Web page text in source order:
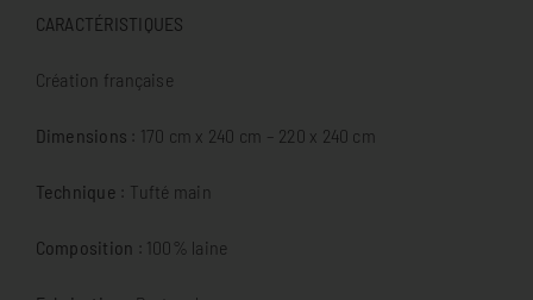
CARACTÉRISTIQUES
Création française
Dimensions : 170 cm x 240 cm – 220 x 240 cm
Technique : Tufté main
Composition : 100% laine